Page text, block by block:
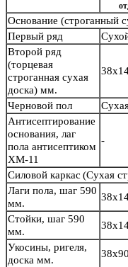
Основание (строганный
Первый ряд
Второй ряд
(торцевая
строганная сухая
доска) мм.
Черновой пол
Антисептирование
основания, лаг
пола антисептиком
ХМ-11
-
Силовой каркас(Сухая
Лаги пола, шаг 590
мм.
Стойки, шаг 590
мм.
Укосины, ригеля,
доска мм.
38х90